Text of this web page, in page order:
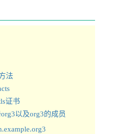
法
证书
以及org3的成员